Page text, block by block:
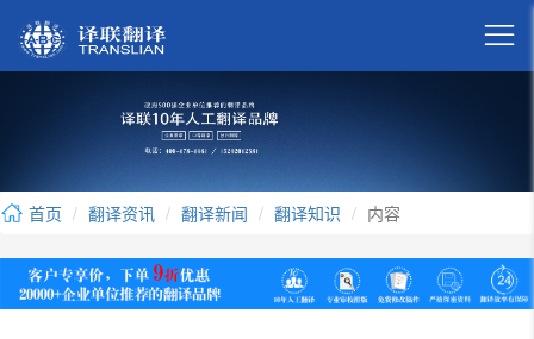

首页 翻译资讯 翻译新闻 翻译知识 内容